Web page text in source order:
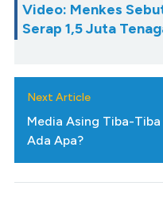
Video: Menkes
Serap 1,5 Juta
Next Article
Media Asing Tiba-
Ada Apa?